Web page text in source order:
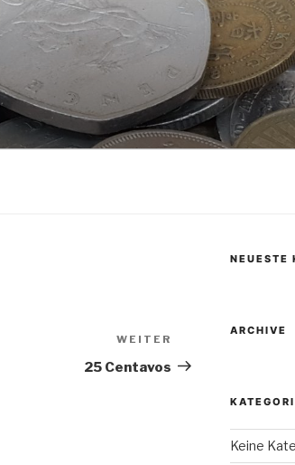
Beitrag
WEITER
25 Centavos
NEUESTE
ARCHIVE
Keine